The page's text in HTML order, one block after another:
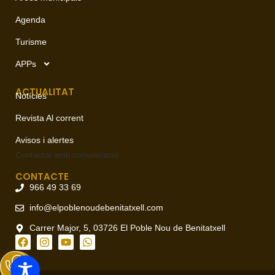
Agenda
Turisme
APPs
ACTUALITAT
Notícies
Revista Al corrent
Avisos i alertes
Contactar amb comunicació
CONTACTE
966 49 33 69
info@elpoblenoudebenitatxell.com
Carrer Major, 5, 03726 El Poble Nou de Benitatxell